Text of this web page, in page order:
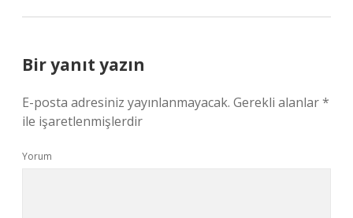
Bir yanıt yazın
E-posta adresiniz yayınlanmayacak. Gerekli alanlar*
ile işaretlenmişlerdir
Yorum